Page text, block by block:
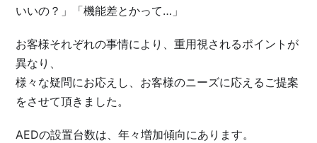
いいの？」「機能差とかって…」
お客様それぞれの事情により、重用視されるポイントが
異なり、
様々な疑問にお応えし、お客様のニーズに応えるご提案
をさせて頂きました。
AEDの設置台数は、年々増加傾向にあります。